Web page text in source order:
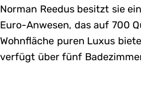
Norman Reedus besitzt sie
Euro-Anwesen, das auf 700
Wohnfläche puren Luxus
verfügt über fünf